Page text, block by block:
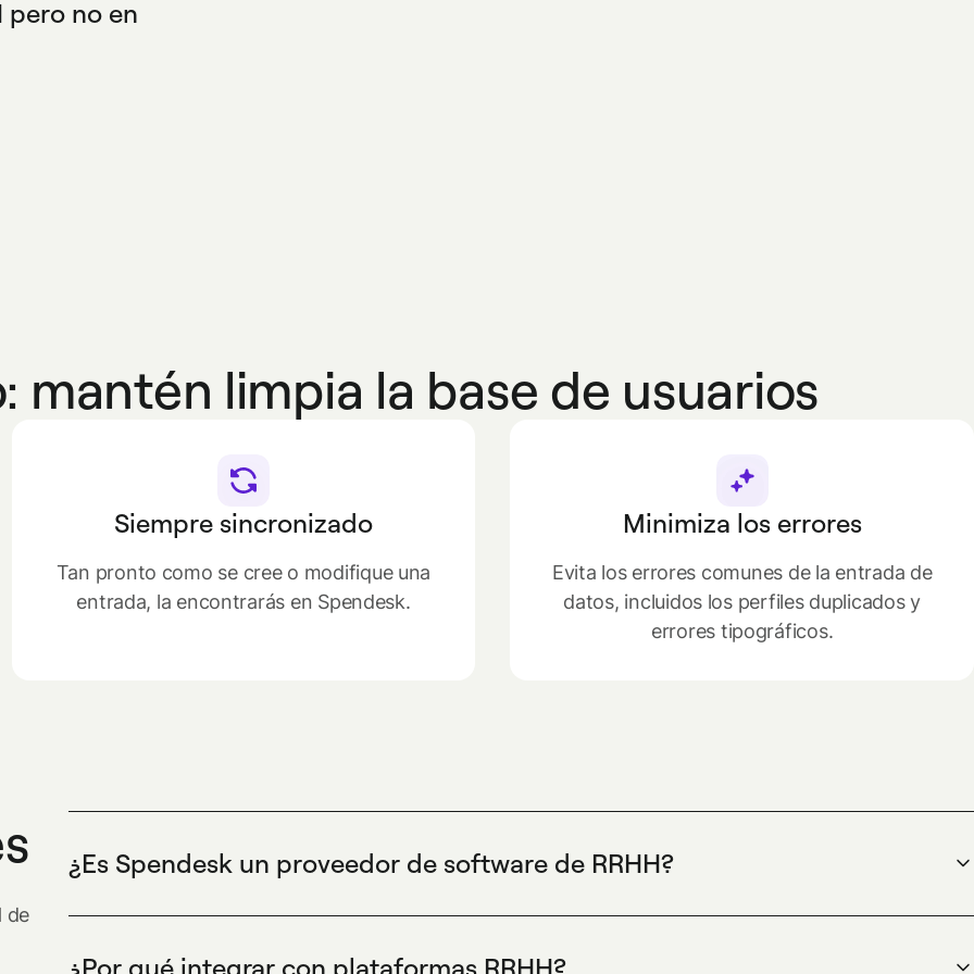
pero no en
mantén limpia la base de usuarios
Siempre sincronizado
Tan pronto como se cree o modifique una
entrada, la encontrarás en Spendesk.
Minimiza los errores
Evita los errores comunes de la entrada de
datos, incluidos los perfiles duplicados y
errores tipográficos.
de
¿Es Spendesk un proveedor de software de RRHH?
¿Por qué integrar con plataformas RRHH?